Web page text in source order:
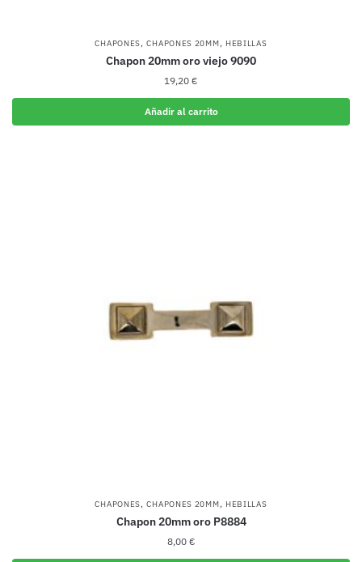
CHAPONES,CHAPONES 20MM, HEBILLAS
Chapon 20mm oro viejo 9090
19,20 €
Añadir al carrito
CHAPONES,CHAPONES 20MM, HEBILLAS
Chapon 20mm oro P8884
8,00 €